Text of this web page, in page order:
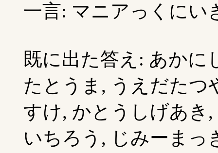
一言: マニアっくにい
既に出た答え: あかに
たとうま, うえだたつ
すけ, かとうしげあき
いちろう, じみーまっ